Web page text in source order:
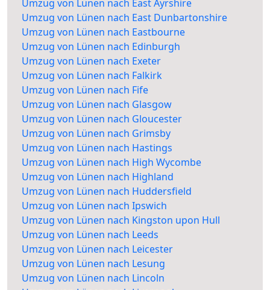
Umzug von Lünen nach East Ayrshire
Umzug von Lünen nach East Dunbartonshire
Umzug von Lünen nach Eastbourne
Umzug von Lünen nach Edinburgh
Umzug von Lünen nach Exeter
Umzug von Lünen nach Falkirk
Umzug von Lünen nach Fife
Umzug von Lünen nach Glasgow
Umzug von Lünen nach Gloucester
Umzug von Lünen nach Grimsby
Umzug von Lünen nach Hastings
Umzug von Lünen nach High Wycombe
Umzug von Lünen nach Highland
Umzug von Lünen nach Huddersfield
Umzug von Lünen nach Ipswich
Umzug von Lünen nach Kingston upon Hull
Umzug von Lünen nach Leeds
Umzug von Lünen nach Leicester
Umzug von Lünen nach Lesung
Umzug von Lünen nach Lincoln